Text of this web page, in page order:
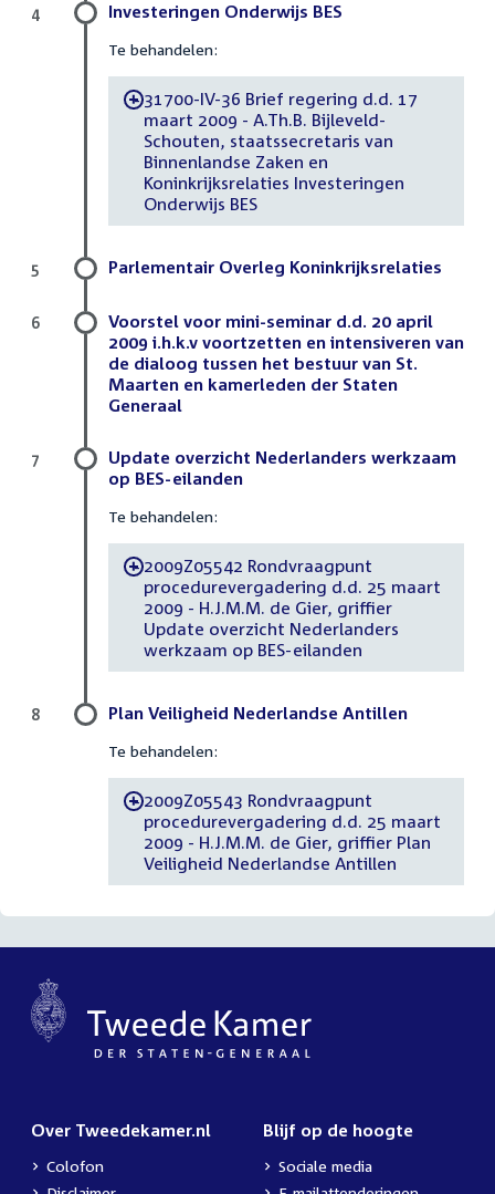
Investeringen Onderwijs BES
Te behandelen:
-31700-IV-36 Brief regering d.d. 17
maart 2009 - A.Th.B. Bijleveld-
Schouten, staatssecretaris van
Binnenlandse Zaken en
Koninkrijksrelaties Investeringen
Onderwijs BES
4
Parlementair Overleg Koninkrijksrelaties
5
Voorstel voor mini-seminar d.d. 20 april
2009 i.h.k.v voortzetten en intensiveren van
de dialoog tussen het bestuur van St.
Maarten en kamerleden der Staten
Generaal
6
Update overzicht Nederlanders werkzaam
op BES-eilanden
Te behandelen:
-2009Z05542 Rondvraagpunt
procedurevergadering d.d. 25 maart
2009 - H.J.M.M. de Gier, griffier
Update overzicht Nederlanders
werkzaam op BES-eilanden
7
Plan Veiligheid Nederlandse Antillen
Te behandelen:
-2009Z05543 Rondvraagpunt
procedurevergadering d.d. 25 maart
2009 - H.J.M.M. de Gier, griffier Plan
Veiligheid Nederlandse Antillen
8
Over Tweedekamer.nl
Colofon
Blijf op de hoogte
Sociale media